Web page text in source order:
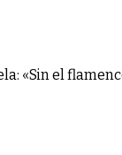
«Sin el